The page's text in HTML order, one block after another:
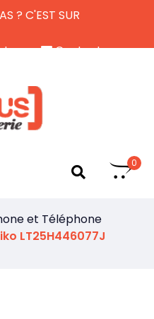
? C'EST SUR
Contactez-nous
0
et Téléphone
LT25H446077J